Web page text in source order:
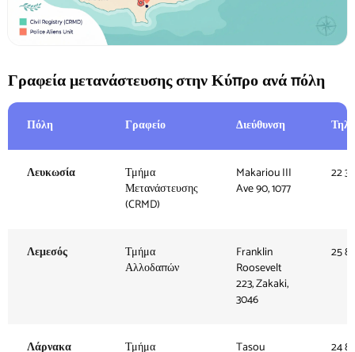
Γραφεία μετανάστευσης στην Κύπρο ανά πόλη
Πόλη Γραφείο Διεύθυνση
Λευκωσία
Τμήμα
Μετανάστευσης
(CRMD)
Makariou III
Ave 90, 1077
22
Λεμεσός
Τμήμα
Αλλοδαπών
Franklin
Roosevelt
223, Zakaki,
3046
25
Λάρνακα Τμήμα Tasou 24